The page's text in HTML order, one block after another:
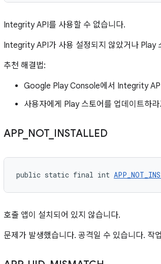
Integrity API를 사용할 수 없습니다.
Integrity API가 사용 설정되지 않았거나 Play
추천 해결법:
Google Play Console에서 Integrity
사용자에게 Play 스토어를 업데이트하
APP_ NOT_ INSTALLED
public static final int
호출 앱이 설치되어 있지 않습니다.
문제가 발생했습니다. 공격일 수 있습니다. 작